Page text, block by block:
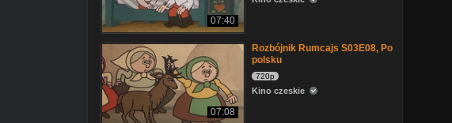
07:40
07:08
Rozbójnik Rumcajs S03E08, Po
polsku
720p
Kino czeskie